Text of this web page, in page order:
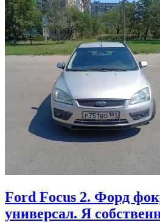
Ford Focus 2. Форд
универсал. Я